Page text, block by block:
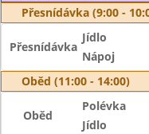
Přesnídávka (9:00 -
Přesnídávka
Jídlo
Nápoj
Oběd (11:00 - 14:00)
Oběd
Polévka
Jídlo